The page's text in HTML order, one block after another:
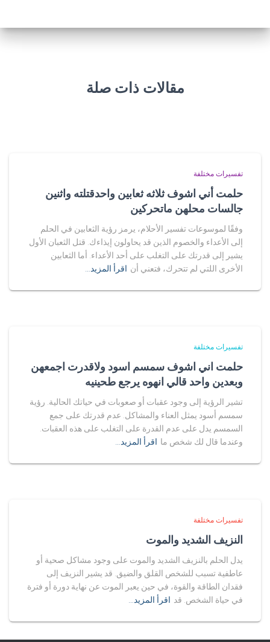
مقالات ذات صلة
تفسيرات مختلفة
حلمت أني اشوف ثلاثه ثعابين واحدقتلته واثنين
جالسات محلهن ماتحركين
وفقًا لموسوعات تفسير الأحلام، يرمز رؤية الثعابين في الحلم
إلى الأعداء والخصوم الذين قد يحاولون إيذاءك. قتل الثعبان الأول
يشير إلى قدرتك على التغلب على أحد الأعداء. أما الثعابين
الأخرى اللتي لم تتحرك، فتعني أن اقرأ المزيد…
تفسيرات مختلفة
حلمت اني اشوف سمسم اسود ولاقدرت اجمعهن
وبعدين واحد قالي انهوه يرجع طحينيه
تشير الرؤية إلى وجود عقبات أو صعوبات في حياتك الحالية. رؤية
سمسم أسود يمثل العناء والمشاكل. عدم قدرتك على جمع
السمسم يدل على عدم القدرة على التغلب على هذه العقبات.
وعندما قال لك شخص ما اقرأ المزيد…
تفسيرات مختلفة
النزيف الشديد والموت
يدل الحلم بالنزيف الشديد والموت على وجود مشاكل صحية أو
عاطفية تسبب للشخص القلق والضيق. قد يشير النزيف إلى
فقدان الطاقة والقوة، في حين يعبر الموت عن نهاية دورة أو فترة
في حياة الشخص. قد اقرأ المزيد…